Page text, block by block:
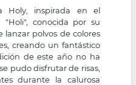
Holy, inspirada en el
"Holi", conocida por su
lanzar polvos de colores
creando un fantástico
de este año no ha
pudo disfrutar de risas,
durante la calurosa